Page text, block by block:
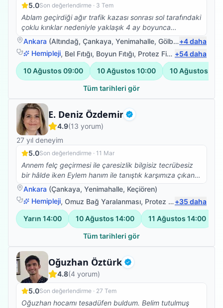
5.0Son değerlendirme · 3 Tem
Ablam geçirdiği ağır trafik kazası sonrası sol tarafındaki
çoklu kırıklar nedeniyle yaklaşık 4 ay boyunca
yürüyemedi. Ameliyat sürecinin ardından Ali Hocamız
ile tanıştık ve tedavi sürecimizde bize büyük destek
oldu. Güler yüzü, sabrı ve profesyonelliği sayesinde
ablamın yeniden ayağa kalkma yolculuğunda çok
önemli bir rol oynadı. Her seansa umut ve motivasyon
katarak ilerlememizi sağladı. Emekleri, ilgisi ve özverisi
gönül rahatlığıyla tavsiye ediyoruz.
Ankara (Altındağ, Çankaya, Yenimahalle, Gölbaşı )
+4daha
Hemipleji, Bel Fıtığı, Boyun Fıtığı, Protez Fizyoterapisi +54daha
10 Ağustos 09:00 10 Ağustos 10:00 10 Ağustos
Tüm tarihleri gör
E. Deniz Özdemir Doğrulanmış
Fizyoterapist
4.9(13 yorum)
27 yıl deneyim
5.0Son değerlendirme · 11 Mar
Annem felç geçirmesi ile çaresizlik bilgisiz tecrübesiz
bir hâlde iken Eylem hanım ile tanıştık karşımıza çıkan
bir şans oldu (şans küçük kalır kesinlikle)Allaha şükür
ler olsun.Mesleginine olan aşkı etik duruşu ilk seanstan
kendini belli ediyor sizi ticaret bir obje olarak değil
sağlığına kavuşturulması gereken bir emanet olarak
görüyor gerçek bir profesyonel harika bir insan 🙏🙏🤲
Ankara (Çankaya, Yenimahalle, Keçiören)
Hemipleji, Omuz Bağ Yaralanması, Protez Fizyoterapisi +35 daha
Yarın 14:00 10 Ağustos 14:00 11 Ağustos 14:00
Tüm tarihleri gör
Oğuzhan Öztürk Doğrulanmış
Fizyoterapist
4.8(4 yorum)
5.0Son değerlendirme · 27 Tem
Oğuzhan hocamı tesadüfen buldum. Belim tutulmuş